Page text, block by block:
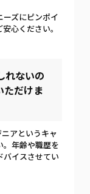
ーズにピンポイ
心ください。
れないの
ただけま
アというキャ
。年齢や職歴を
バイスさせてい